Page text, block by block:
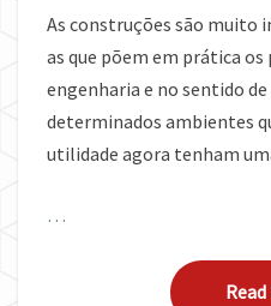
As construções são muito
as que põem em prática
engenharia e no sentido
determinados ambientes
utilidade agora tenham
…